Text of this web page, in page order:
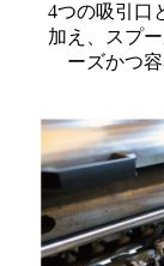
4つの吸引口
加え、スプ
ーズかつ